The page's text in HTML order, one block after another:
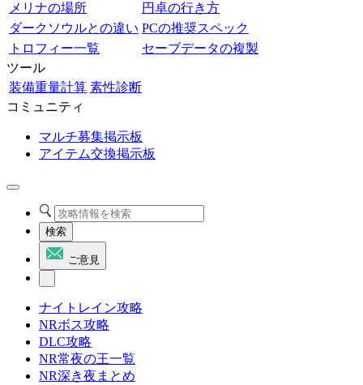
メリナの場所
円卓の行き方
ダークソウルとの違い PCの推奨スペック
トロフィー一覧
セーブデータの複製
ツール
装備重量計算 素性診断
コミュニティ
マルチ募集掲示板
アイテム交換掲示板
検索
ご意見
ナイトレイン攻略
NRボス攻略
DLC攻略
NR常夜の王一覧
NR深き夜まとめ